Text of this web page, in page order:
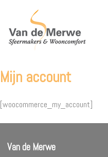
content
Mijn account
[woocommerce_my_account]
Van de Merwe